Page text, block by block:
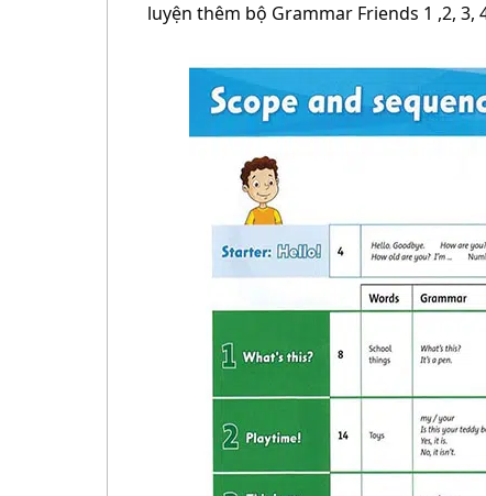
luyện thêm bộ Grammar Friends 1 ,2, 3,